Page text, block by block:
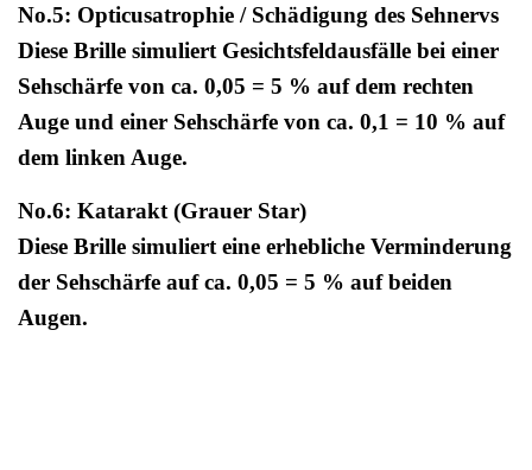
No.5: Opticusatrophie / Schädigung des Sehnervs
Diese Brille simuliert Gesichtsfeldausfälle bei einer
Sehschärfe von ca. 0,05 = 5 % auf dem rechten
Auge und einer Sehschärfe von ca. 0,1 = 10 % auf
dem linken Auge.
No.6: Katarakt (Grauer Star)
Diese Brille simuliert eine erhebliche Verminderung
der Sehschärfe auf ca. 0,05 = 5 % auf beiden
Augen.